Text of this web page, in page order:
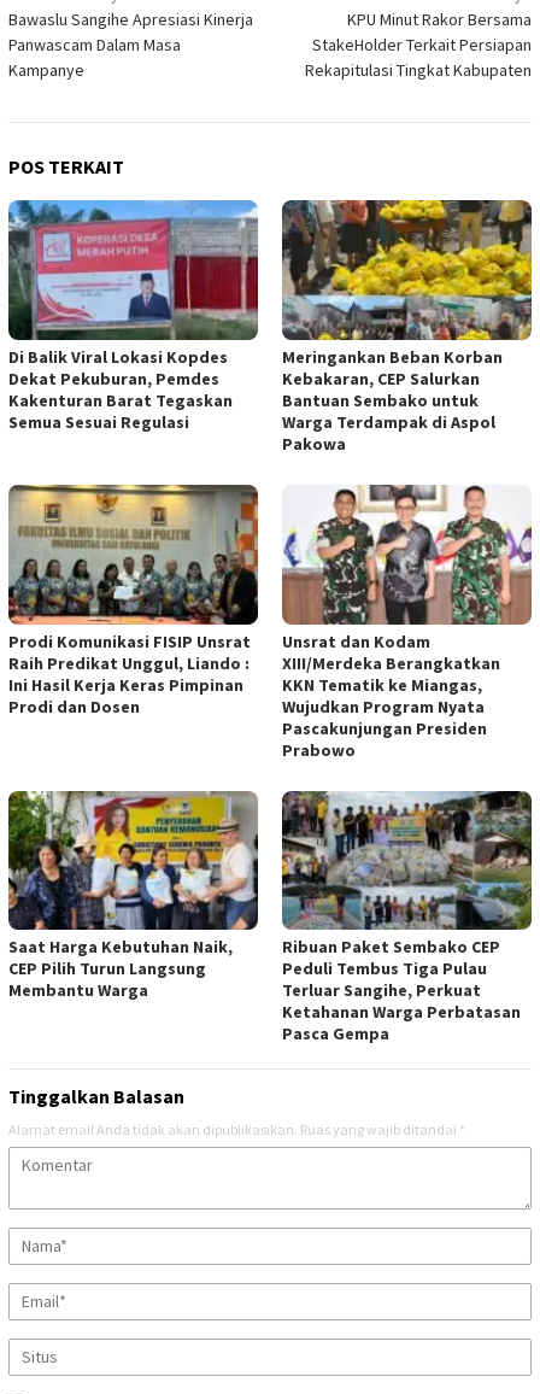
pos
Bawaslu Sangihe Apresiasi Kinerja
Panwascam Dalam Masa
Kampanye
KPU Minut Rakor Bersama
StakeHolder Terkait Persiapan
Rekapitulasi Tingkat Kabupaten
POS TERKAIT
Di Balik Viral Lokasi Kopdes
Dekat Pekuburan, Pemdes
Kakenturan Barat Tegaskan
Semua Sesuai Regulasi
Meringankan Beban Korban
Kebakaran, CEP Salurkan
Bantuan Sembako untuk
Warga Terdampak di Aspol
Pakowa
Prodi Komunikasi FISIP Unsrat
Raih Predikat Unggul, Liando :
Ini Hasil Kerja Keras Pimpinan
Prodi dan Dosen
Unsrat dan Kodam
XIII/Merdeka Berangkatkan
KKN Tematik ke Miangas,
Wujudkan Program Nyata
Pascakunjungan Presiden
Prabowo
Saat Harga Kebutuhan Naik,
CEP Pilih Turun Langsung
Membantu Warga
Ribuan Paket Sembako CEP
Peduli Tembus Tiga Pulau
Terluar Sangihe, Perkuat
Ketahanan Warga Perbatasan
Pasca Gempa
Tinggalkan Balasan
Alamat email Anda tidak akan dipublikasikan. Ruas yang wajib ditandai *